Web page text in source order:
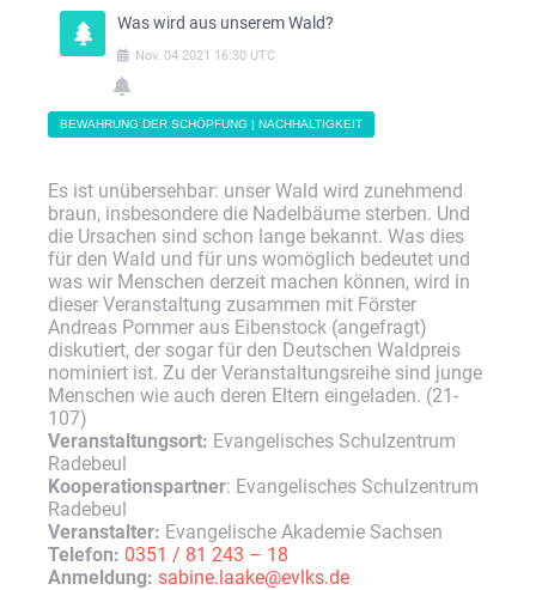
Was wird aus unserem Wald?
Nov. 04 2021 16:30 UTC
BEWAHRUNG DER SCHÖPFUNG | NACHHALTIGKEIT
Es ist unübersehbar: unser Wald wird zunehmend
braun, insbesondere die Nadelbäume sterben. Und
die Ursachen sind schon lange bekannt. Was dies
für den Wald und für uns womöglich bedeutet und
was wir Menschen derzeit machen können, wird in
dieser Veranstaltung zusammen mit Förster
Andreas Pommer aus Eibenstock (angefragt)
diskutiert, der sogar für den Deutschen Waldpreis
nominiert ist. Zu der Veranstaltungsreihe sind junge
Menschen wie auch deren Eltern eingeladen. (21-
107)
Veranstaltungsort: Evangelisches Schulzentrum
Radebeul
Kooperationspartner: Evangelisches Schulzentrum
Radebeul
Veranstalter: Evangelische Akademie Sachsen
Telefon: 0351 / 81 243 – 18
Anmeldung: sabine.laake@evlks.de